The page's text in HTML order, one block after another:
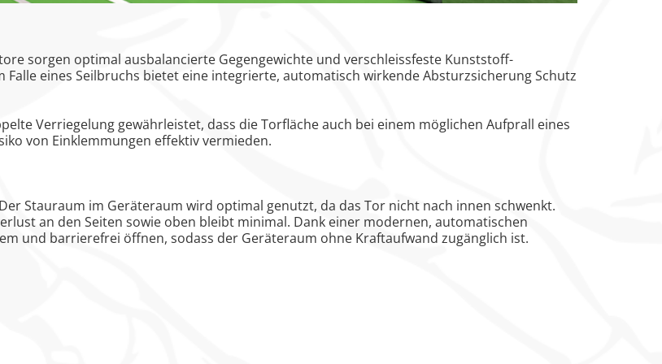
sorgen optimal ausbalancierte Gegengewichte und verschleissfeste Kunststoff-
Falle eines Seilbruchs bietet eine integrierte, automatisch wirkende Absturzsicherung Schutz
Verriegelung gewährleistet, dass die Torfläche auch bei einem möglichen Aufprall eines
von Einklemmungen effektiv vermieden.
Stauraum im Geräteraum wird optimal genutzt, da das Tor nicht nach innen schwenkt.
an den Seiten sowie oben bleibt minimal. Dank einer modernen, automatischen
und barrierefrei öffnen, sodass der Geräteraum ohne Kraftaufwand zugänglich ist.